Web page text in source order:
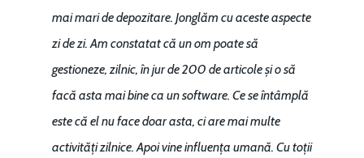
mai mari de depozitare. Jonglăm cu aceste aspecte
zi de zi. Am constatat că un om poate să
gestioneze, zilnic, în jur de 200 de articole și o să
facă asta mai bine ca un software. Ce se întâmplă
este că el nu face doar asta, ci are mai multe
activități zilnice. Apoi vine influența umană. Cu toții